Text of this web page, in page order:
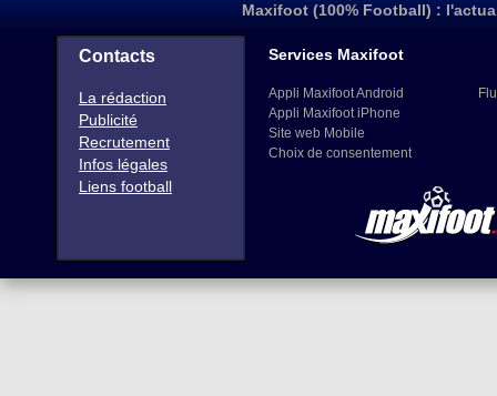
Maxifoot (100% Football) :
Contacts
La rédaction
Publicité
Recrutement
Infos légales
Liens football
Services Maxifoot
Appli Maxifoot Android
Appli Maxifoot iPhone
Site web Mobile
Choix de consentement